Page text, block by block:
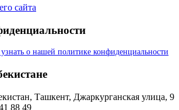
сайта
о нашей политике конфиденциальности
Ташкент, Джаркурганская улица, 9
88 49